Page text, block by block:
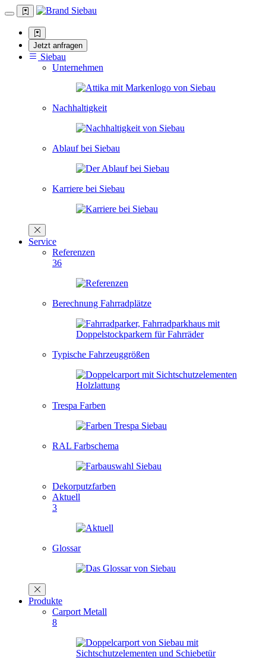
Jetzt anfragen
Siebau
Unternehmen
Nachhaltigkeit
Ablauf bei Siebau
Karriere bei Siebau
Service
Referenzen
36
Berechnung Fahrradplätze
Typische Fahrzeuggrößen
Trespa Farben
RAL Farbschema
Dekorputzfarben
Aktuell
3
Glossar
Produkte
Carport Metall
8